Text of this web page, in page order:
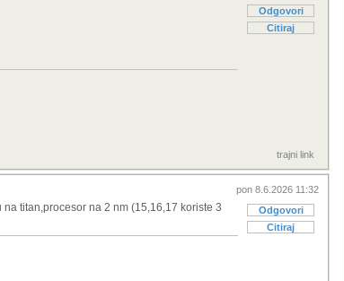
Odgovori
Citiraj
trajni link
pon 8.6.2026 11:32
Odgovori
Citiraj
titan,procesor na 2 nm (15,16,17 koriste 3